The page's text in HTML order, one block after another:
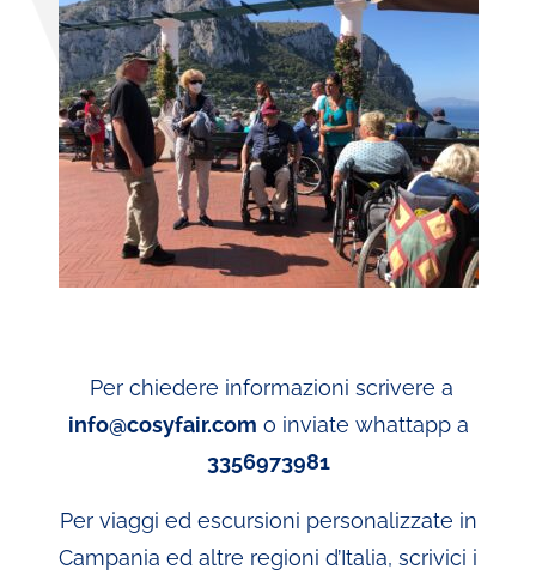
Per chiedere informazioni scrivere a
info@cosyfair.com o inviate whattapp a
3356973981
Per viaggi ed escursioni personalizzate in
Campania ed altre regioni d’Italia, scrivici i